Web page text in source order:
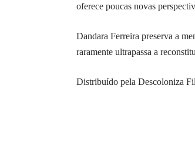
oferece poucas novas
Dandara Ferreira preserva a
raramente ultrapassa a
Distribuído pela Descoloniza